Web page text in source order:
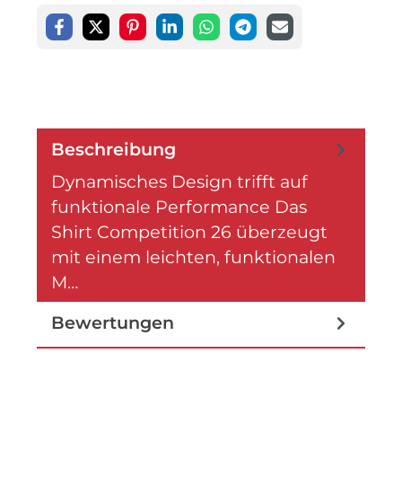
Beschreibung
Dynamisches Design trifft auf
funktionale Performance Das
Shirt Competition 26 überzeugt
mit einem leichten, funktionalen
M…
Bewertungen